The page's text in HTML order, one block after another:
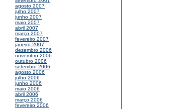
agosto 2007
julho 2007
junho 2007
maio 2007
abril 2007
março 2007
fevereiro 2007
janeiro 2007
dezembro 2006
novembro 2006
outubro 2006
setembro 2006
agosto 2006
julho 2006
junho 2006
maio 2006
abril 2006
março 2006
fevereiro 2006